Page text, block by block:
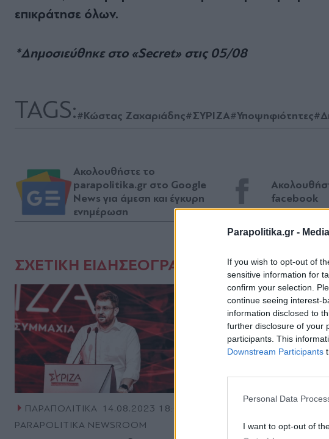
Parapolitika.gr -
If you wish to opt-out of
sensitive information for
confirm your selection.
continue seeing interest-
information disclosed to
further disclosure of your
participants. This
Downstream Participants
Personal Data
I want to opt-out of
επικράτησε όλων.
*Δημοσιεύθηκε στο «Secret» στις 05/08
TAGS:#Κώστας Ζαχαριάδης#ΣΥΡΙΖΑ#Υποψηφιότητες
Ακολουθήστε το
parapolitika.gr στο Google
News για άμεση και έγκυρη
ενημέρωση
facebook
ΣΧΕΤΙΚΗ ΕΙΔΗΣΕΟΓΡΑΦΙΑ
ΠΑΡΑΠΟΛΙΤΙΚΑ 14.08.2023 18:00
PARAPOLITIKA NEWSROOM
ΓΙΩΡΓΟΣ ΚΟΥΒΑΡΑΣ